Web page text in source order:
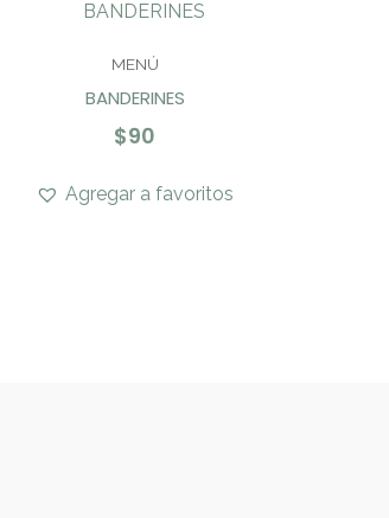
MENÚ
BANDERINES
$90
Agregar a favoritos